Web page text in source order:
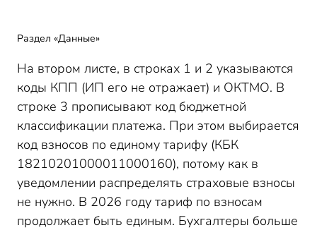
Раздел «Данные»
На втором листе, в строках 1 и 2 указываются
коды КПП (ИП его не отражает) и ОКТМО. В
строке 3 прописывают код бюджетной
классификации платежа. При этом выбирается
код взносов по единому тарифу (КБК
18210201000011000160), потому как в
уведомлении распределять страховые взносы
не нужно. В 2026 году тариф по взносам
продолжает быть единым. Бухгалтеры больше